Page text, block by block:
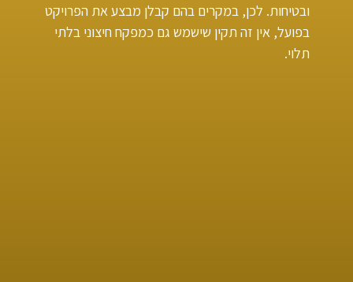
ובטיחות. לכן, במקרים בהם קבלן מבצע את הפרויקט
בפועל, אין זה תקין שישמש גם כמפקח חיצוני בלתי
תלוי.